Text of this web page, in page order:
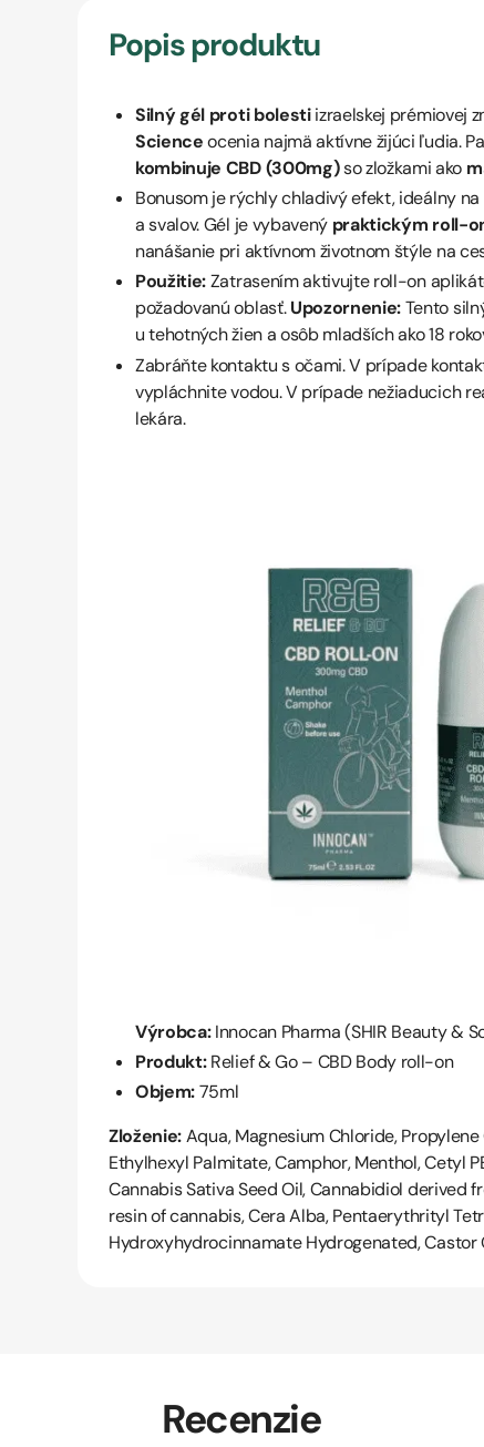
Popis produktu
Silný gél proti bolestiizraelskej prémiovej
Scienceocenia najmä aktívne žijúci ľudia.
kombinuje CBD (300mg)so zložkami ako
Bonusom je rýchly chladivý efekt, ideálny
a svalov. Gél je vybavený praktickým roll-
nanášanie pri aktívnom životnom štýle na
Použitie:Zatrasením aktivujte roll-on
požadovanú oblasť.Upozornenie:Tento
u tehotných žien a osôb mladších ako 18
Zabráňte kontaktu s očami. V prípade
vypláchnite vodou. V prípade nežiaducich
lekára.
Výrobca:Innocan Pharma (SHIR Beauty &
Produkt:Relief & Go – CBD Body roll-on
Objem:75ml
Zloženie:Aqua, Magnesium Chloride,
Ethylhexyl Palmitate, Camphor, Menthol, Cetyl
Cannabis Sativa Seed Oil, Cannabidiol derived
resin of cannabis, Cera Alba, Pentaerythrityl
Hydroxyhydrocinnamate Hydrogenated, Castor
Recenzie